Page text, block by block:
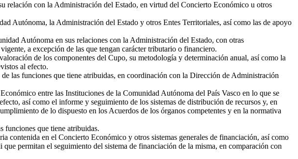
relación con la Administración del Estado, en virtud del Concierto Económico u otros
Autónoma, la Administración del Estado y otros Entes Territoriales, así como las de apoyo
Autónoma en sus relaciones con la Administración del Estado, con otras
a excepción de las que tengan carácter tributario o financiero.
de los componentes del Cupo, su metodología y determinación anual, así como la
al efecto.
las funciones que tiene atribuidas, en coordinación con la Dirección de Administración
entre las Instituciones de la Comunidad Autónoma del País Vasco en lo que se
así como el informe y seguimiento de los sistemas de distribución de recursos y, en
de lo dispuesto en los Acuerdos de los órganos competentes y en la normativa
funciones que tiene atribuidas.
contenida en el Concierto Económico y otros sistemas generales de financiación, así como
permitan el seguimiento del sistema de financiación de la misma, en comparación con